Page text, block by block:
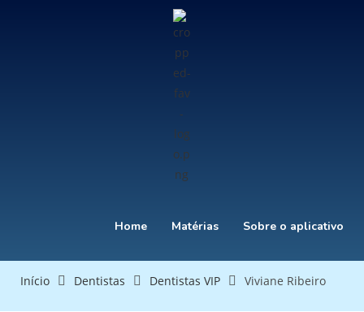
Home Matérias Sobre o aplicativo
Início Dentistas Dentistas VIP Viviane Ribeiro